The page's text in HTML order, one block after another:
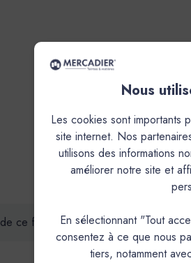
ce fait ils ne peuvent faire l'objet
Nous
Les cookies sont importants
site internet. Nos
utilisons des informations
améliorer notre site et
En sélectionnant "Tout
consentez à ce que nous
tiers, notamment